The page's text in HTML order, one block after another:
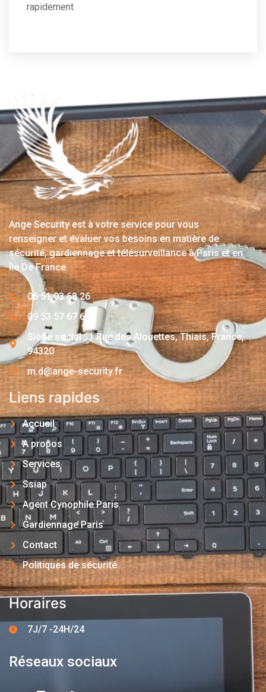
rapidement
Ange Security est à votre service pour vous
renseigner et évaluer vos besoins en matière de
sécurité, gardiennage et télésurveillance à Paris et en
Île De France.
06 51 03 68 26
09 53 57 67 63
Siège social : 1 Rue des Alouettes, Thiais, France,
94320
m.d@ange-security.fr
Liens rapides
Accueil
A propos
Services
Ssiap
Agent Cynophile Paris
Gardiennage Paris
Contact
Politiques de sécurité
Horaires
7J/7 -24H/24
Réseaux sociaux